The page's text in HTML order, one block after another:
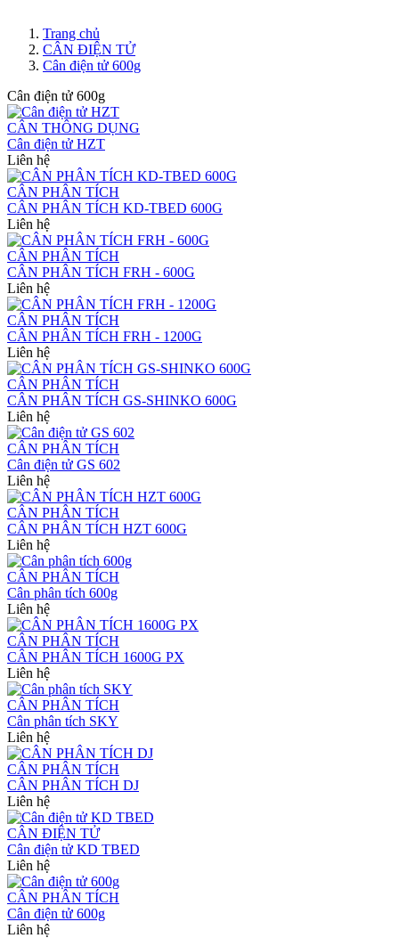
Trang chủ
CÂN ĐIỆN TỬ
Cân điện tử 600g
Cân điện tử 600g
CÂN THÔNG DỤNG
Cân điện tử HZT
Liên hệ
CÂN PHÂN TÍCH
CÂN PHÂN TÍCH KD-TBED 600G
Liên hệ
CÂN PHÂN TÍCH
CÂN PHÂN TÍCH FRH - 600G
Liên hệ
CÂN PHÂN TÍCH
CÂN PHÂN TÍCH FRH - 1200G
Liên hệ
CÂN PHÂN TÍCH
CÂN PHÂN TÍCH GS-SHINKO 600G
Liên hệ
CÂN PHÂN TÍCH
Cân điện tử GS 602
Liên hệ
CÂN PHÂN TÍCH
CÂN PHÂN TÍCH HZT 600G
Liên hệ
CÂN PHÂN TÍCH
Cân phân tích 600g
Liên hệ
CÂN PHÂN TÍCH
CÂN PHÂN TÍCH 1600G PX
Liên hệ
CÂN PHÂN TÍCH
Cân phân tích SKY
Liên hệ
CÂN PHÂN TÍCH
CÂN PHÂN TÍCH DJ
Liên hệ
CÂN ĐIỆN TỬ
Cân điện tử KD TBED
Liên hệ
CÂN PHÂN TÍCH
Cân điện tử 600g
Liên hệ